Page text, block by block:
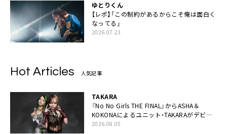
ゆとりくん
【レポ】「この制約があるからこそ俺は面白く
なってる」
2026.07.23
Hot Articles 人気記事
TAKARA
『No No Girls THE FINAL』からASHA＆
KOKONAによるユニット・TAKARAがデビュ
ー
2026.08.05